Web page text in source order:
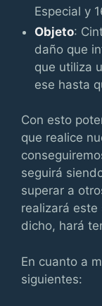
Especial y
Objeto:
daño que
que utiliza
ese hasta
Con esto
que realice
seguirá
superar a
realizará este
dicho, hará
En cuanto a
siguientes: